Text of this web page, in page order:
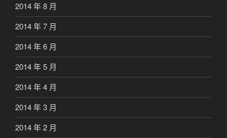
2014 年 8 月
2014 年 7 月
2014 年 6 月
2014 年 5 月
2014 年 4 月
2014 年 3 月
2014 年 2 月